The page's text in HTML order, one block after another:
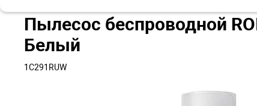
Пылесос беспроводной
Белый
1C291RUW